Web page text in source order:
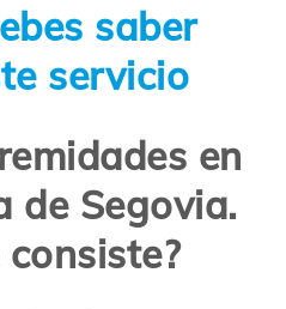
saber
servicio
en
de Segovia.
consiste?